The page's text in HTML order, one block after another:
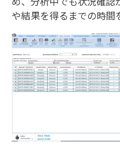
や結果を得るまでの時間